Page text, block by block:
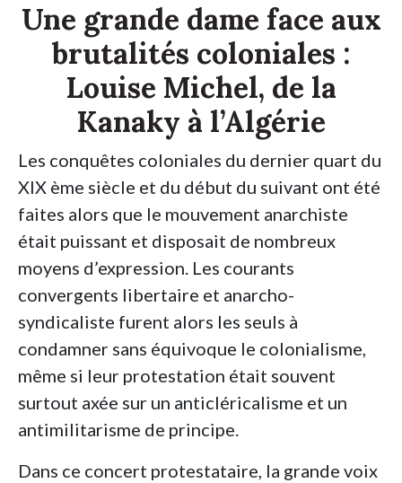
Une grande dame face aux
brutalités coloniales :
Louise Michel, de la
Kanaky à l’Algérie
Les conquêtes coloniales du dernier quart du
XIX ème siècle et du début du suivant ont été
faites alors que le mouvement anarchiste
était puissant et disposait de nombreux
moyens d’expression. Les courants
convergents libertaire et anarcho-
syndicaliste furent alors les seuls à
condamner sans équivoque le colonialisme,
même si leur protestation était souvent
surtout axée sur un anticléricalisme et un
antimilitarisme de principe.
Dans ce concert protestataire, la grande voix